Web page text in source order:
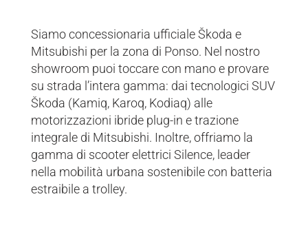
Siamo concessionaria ufficiale Škoda e
Mitsubishi per la zona di Ponso. Nel nostro
showroom puoi toccare con mano e provare
su strada l’intera gamma: dai tecnologici SUV
Škoda (Kamiq, Karoq, Kodiaq) alle
motorizzazioni ibride plug-in e trazione
integrale di Mitsubishi. Inoltre, offriamo la
gamma di scooter elettrici Silence, leader
nella mobilità urbana sostenibile con batteria
estraibile a trolley.